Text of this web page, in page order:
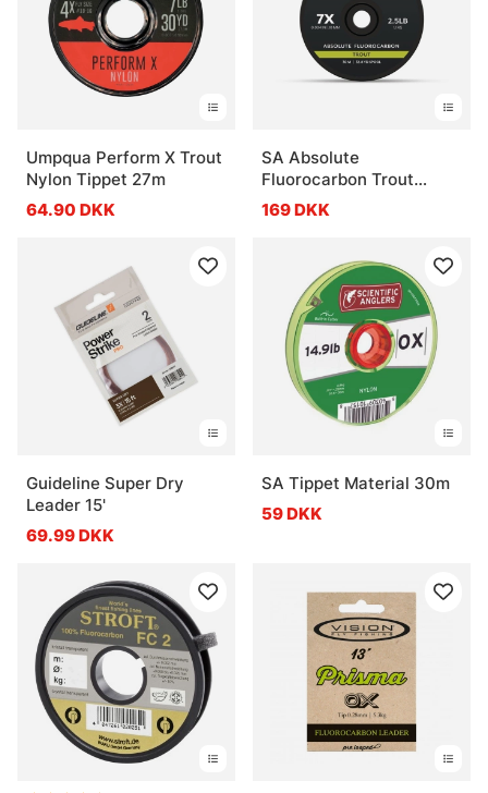
Umpqua Perform X Trout
Nylon Tippet 27m
64.90 DKK
SA Absolute
Fluorocarbon Trout
Tippet Material
169 DKK
Guideline Super Dry
Leader 15'
69.99 DKK
SA Tippet Material 30m
59 DKK